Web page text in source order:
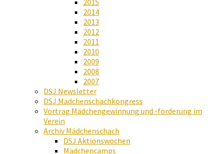
2015
2014
2013
2012
2011
2010
2009
2008
2007
DSJ Newsletter
DSJ Mädchenschachkongress
Vortrag Mädchengewinnung und -förderung im
Verein
Archiv Mädchenschach
DSJ Aktionswochen
Mädchencamps